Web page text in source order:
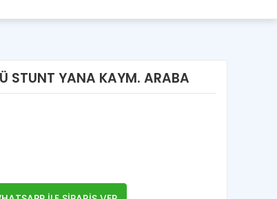
STUNT YANA KAYM. ARABA